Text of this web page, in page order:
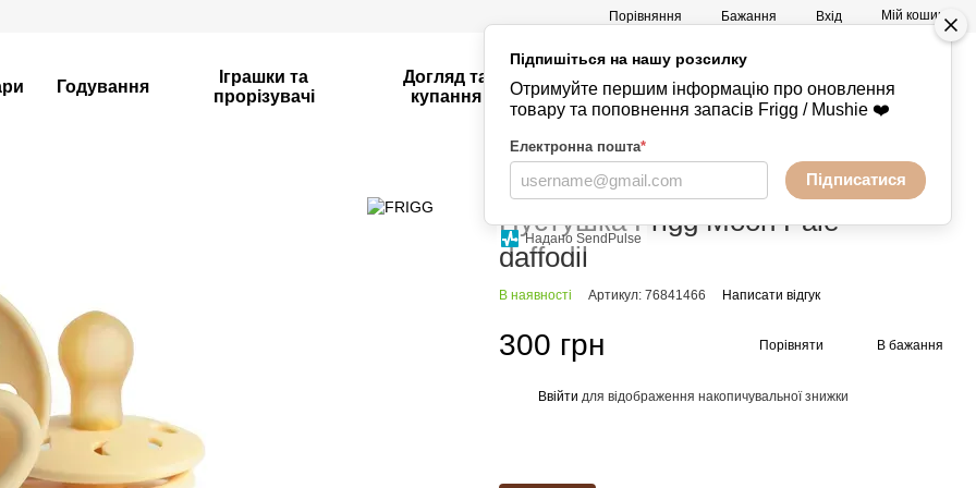
Підпишіться на нашу розсилку
Отримуйте першим інформацію про оновлення
товару та поповнення запасів Frigg / Mushie ❤️
Електронна пошта*
Підписатися
Надано SendPulse
Порівняння Бажання Вхід Мій кошик
Годування
Іграшки та
прорізувачі
Догляд та
купання
Mushie -
Речі
+380730847238
Головна Пустушки FRIGG FRIGG FRIGG
Пустушка Frigg Moon Pale
daffodil
В наявності Артикул: 76841466 Написати відгук
300 грн Порівняти В бажання
Ввійти для відображення накопичувальної знижки